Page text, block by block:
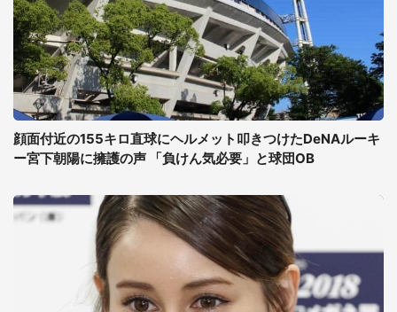
顔面付近の155キロ直球にヘルメット叩きつけたDeNAルーキ
ー宮下朝陽に擁護の声 「負けん気必要」と球団OB